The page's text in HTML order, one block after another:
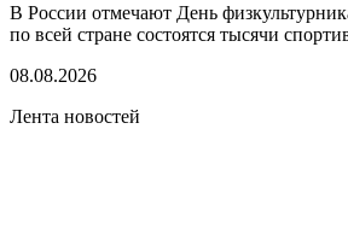
В России отмечают День
по всей стране состоятся тысячи
08.08.2026
Лента новостей